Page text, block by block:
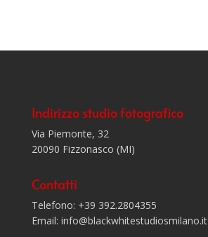
Indirizzo studio fotografico
Via Piemonte, 32
20090 Fizzonasco (MI)
Contatti
Telefono: +39 392.2804355
Email: info@blackwhitestudiosmilano.it